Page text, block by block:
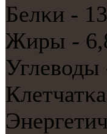
Белκи -
Жиры -
Углеводы